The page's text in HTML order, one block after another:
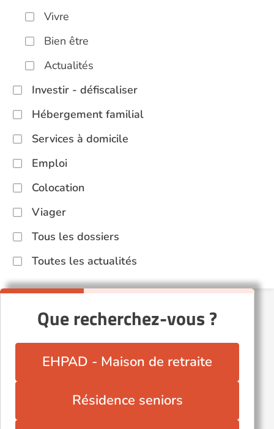
Vivre
Bien être
Actualités
Investir - défiscaliser
Hébergement familial
Services à domicile
Emploi
Colocation
Viager
Tous les dossiers
Toutes les actualités
Que recherchez-vous ?
EHPAD - Maison de retraite
Résidence seniors